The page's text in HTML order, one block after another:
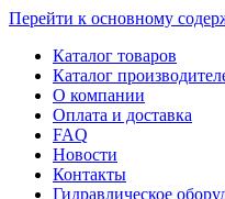
Перейти к основному
Каталог товаров
Каталог
О компании
Оплата и доставка
FAQ
Новости
Контакты
Гидравлическое